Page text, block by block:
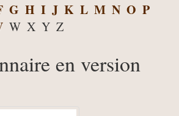
G H I J K L M N O P
W X Y Z
en version